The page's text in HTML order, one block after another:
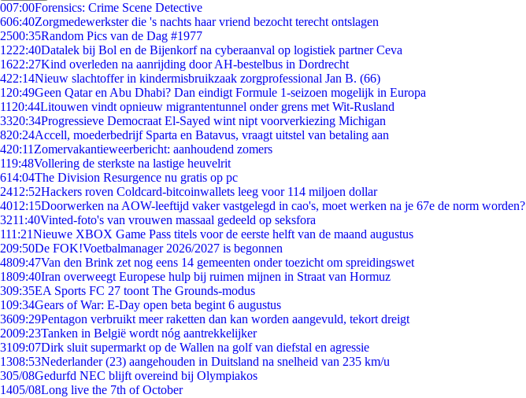
007:00Forensics: Crime Scene Detective
606:40Zorgmedewerkster die 's nachts haar vriend bezocht terecht ontslagen
2500:35Random Pics van de Dag #1977
1222:40Datalek bij Bol en de Bijenkorf na cyberaanval op logistiek partner Ceva
1622:27Kind overleden na aanrijding door AH-bestelbus in Dordrecht
422:14Nieuw slachtoffer in kindermisbruikzaak zorgprofessional Jan B. (66)
1 20:49Geen Qatar en Abu Dhabi? Dan eindigt Formule 1-seizoen mogelijk in Europa
11 20:44Litouwen vindt opnieuw migrantentunnel onder grens met Wit-Rusland
3320:34Progressieve Democraat El-Sayed wint nipt voorverkiezing Michigan
820:24Accell, moederbedrijf Sparta en Batavus, vraagt uitstel van betaling aan
420:11 Zomervakantieweerbericht: aanhoudend zomers
119:48Vollering de sterkste na lastige heuvelrit
614:04The Division Resurgence nu gratis op pc
2412:52Hackers roven Coldcard-bitcoinwallets leeg voor 114 miljoen dollar
4012:15Doorwerken na AOW-leeftijd vaker vastgelegd in cao's, moet werken na je 67e de norm worden?
3211:40Vinted-foto's van vrouwen massaal gedeeld op seksfora
111:21Nieuwe XBOX Game Pass titels voor de eerste helft van de maand augustus
209:50De FOK!Voetbalmanager 2026/2027 is begonnen
4809:47Van den Brink zet nog eens 14 gemeenten onder toezicht om spreidingswet
1809:40Iran overweegt Europese hulp bij ruimen mijnen in Straat van Hormuz
309:35EA Sports FC 27 toont The Grounds-modus
109:34Gears of War: E-Day open beta begint 6 augustus
3609:29Pentagon verbruikt meer raketten dan kan worden aangevuld, tekort dreigt
2009:23Tanken in België wordt nóg aantrekkelijker
3109:07Dirk sluit supermarkt op de Wallen na golf van diefstal en agressie
1308:53Nederlander (23) aangehouden in Duitsland na snelheid van 235 km/u
305/08Gedurfd NEC blijft overeind bij Olympiakos
1405/08Long live the 7th of October